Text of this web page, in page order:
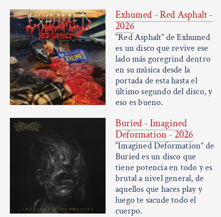
Exhumed - Red Asphalt -
2026
“Red Asphalt” de Exhumed
es un disco que revive ese
lado más goregrind dentro
en su música desde la
portada de esta hasta el
último segundo del disco, y
eso es bueno.
Buried - Imagined
Deformation - 2026
“Imagined Deformation” de
Buried es un disco que
tiene potencia en todo y es
brutal a nivel general, de
aquellos que haces play y
luego te sacude todo el
cuerpo.